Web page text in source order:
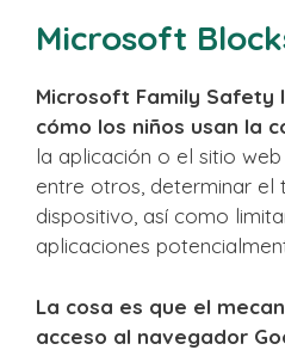
Microsoft
Microsoft Family
cómo los niños usan la
la aplicación o el sitio
entre otros, determinar el
dispositivo, así como
aplicaciones
La cosa es que el
acceso al navegador